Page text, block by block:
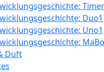
Duo1
Uno1
Duft